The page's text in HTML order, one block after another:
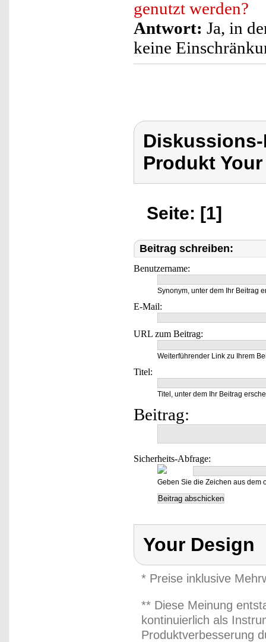
genutzt werden?
Antwort: Ja, in
keine
Produkt
Seite: [1]
Beitrag schreiben:
Benutzername:
Synonym, unter dem Ihr Beitrag
E-Mail:
URL zum Beitrag:
Weiterführender Link zu Ihrem
Titel:
Titel, unter dem Ihr Beitrag
Beitrag:
Sicherheits-Abfrage:
Geben Sie die Zeichen aus dem
Your Design
* Preise inklusive
** Diese Meinung
kontinuierlich als
Produktverbesserung